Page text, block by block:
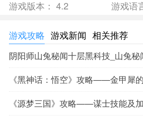
3、有趣的外观，外观商店收集了数
疯狂大飙车体验
1、令人兴奋的游戏体验和独特的游
2、关卡开启，选择关卡模式可以获
开启后你可以感觉到场景更加丰富有趣。
3、在疯狂大飙车游戏中使用加速道
游戏版本： 4.2 游戏语
游戏攻略 游戏新闻 相关推荐
阴阳师山兔秘闻十层黑科技_山兔秘
《黑神话：悟空》攻略——金甲犀
《源梦三国》攻略——谋士技能及